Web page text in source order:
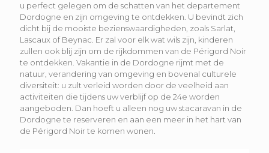
u perfect gelegen om de schatten van het departement
Dordogne en zijn omgeving te ontdekken. U bevindt zich
dicht bij de mooiste bezienswaardigheden, zoals Sarlat,
Lascaux of Beynac. Er zal voor elk wat wils zijn, kinderen
zullen ook blij zijn om de rijkdommen van de Périgord Noir
te ontdekken. Vakantie in de Dordogne rijmt met de
natuur, verandering van omgeving en bovenal culturele
diversiteit: u zult verleid worden door de veelheid aan
activiteiten die tijdens uw verblijf op de 24e worden
aangeboden. Dan hoeft u alleen nog uw stacaravan in de
Dordogne te reserveren en aan een meer in het hart van
de Périgord Noir te komen wonen.